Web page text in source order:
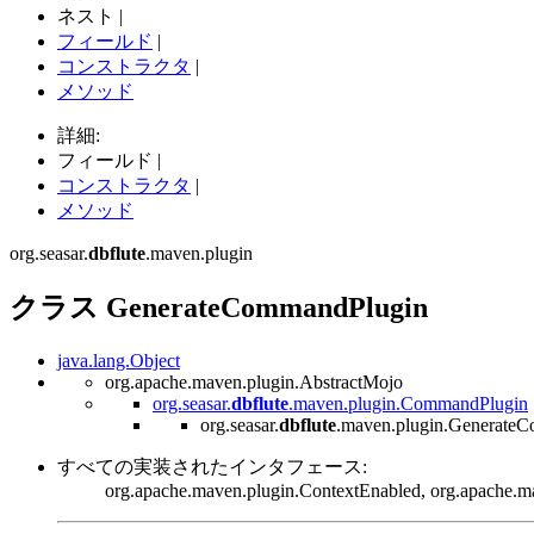
ネスト |
フィールド |
コンストラクタ |
メソッド
詳細:
フィールド |
コンストラクタ |
メソッド
org.seasar.dbflute.maven.plugin
クラス GenerateCommandPlugin
java.lang.Object
org.apache.maven.plugin.AbstractMojo
org.seasar.dbflute.maven.plugin.CommandPlugin
org.seasar.dbflute
すべての実装されたインタフェース:
org.apache.maven.plugin.ContextEnabled,